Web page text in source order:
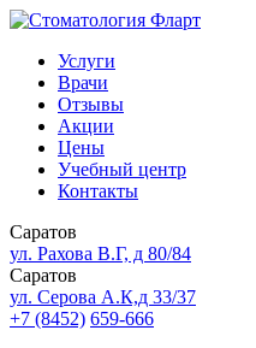
Услуги
Врачи
Отзывы
Акции
Цены
Учебный центр
Контакты
Саратов
ул. Рахова В.Г, д 80/84
Саратов
ул. Серова А.К,д 33/37
+7 (8452) 659-666